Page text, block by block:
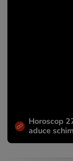
Horoscop
aduce